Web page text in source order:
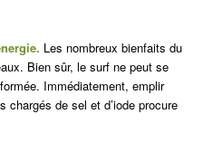
Les nombreux bienfaits du
Bien sûr, le surf ne peut se
Immédiatement, emplir
chargés de sel et d’iode procure